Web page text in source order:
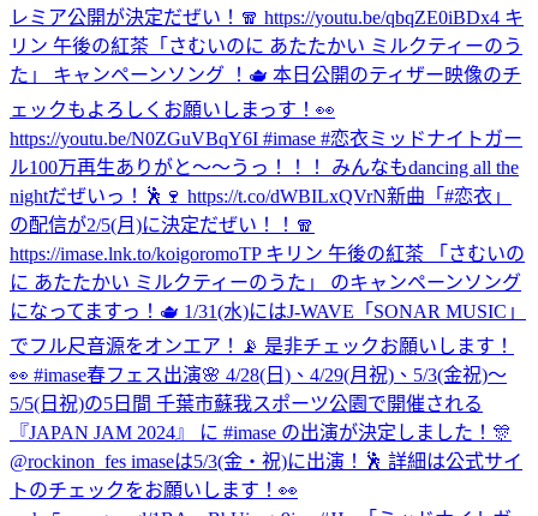
レミア公開が決定だぜい！🧣 https://youtu.be/qbqZE0iBDx4 キ
リン 午後の紅茶「さむいのに あたたかい ミルクティーのう
た」 キャンペーンソング ！🫖 本日公開のティザー映像のチ
ェックもよろしくお願いしまっす！👀
https://youtu.be/N0ZGuVBqY6I #imase #恋衣ミッドナイトガー
ル100万再生ありがと〜〜うっ！！！ みんなもdancing all the
nightだぜいっ！🕺🍷 https://t.co/dWBILxQVrN新曲「#恋衣」
の配信が2/5(月)に決定だぜい！！🧣
https://imase.lnk.to/koigoromoTP キリン 午後の紅茶 「さむいの
に あたたかい ミルクティーのうた」 のキャンペーンソング
になってますっ！🫖 1/31(水)にはJ-WAVE「SONAR MUSIC」
でフル尺音源をオンエア！📡 是非チェックお願いします！
👀 #imase春フェス出演🌸 4/28(日)、4/29(月祝)、5/3(金祝)〜
5/5(日祝)の5日間 千葉市蘇我スポーツ公園で開催される
『JAPAN JAM 2024』 に #imase の出演が決定しました！🎊
@rockinon_fes imaseは5/3(金・祝)に出演！🕺 詳細は公式サイ
トのチェックをお願いします！👀